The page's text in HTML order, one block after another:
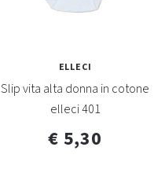
ELLECI
Slip vita alta donna in cotone
elleci 401
€ 5,30